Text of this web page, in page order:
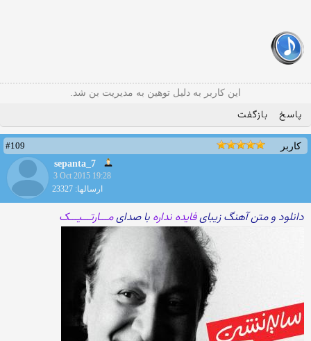
این کاربر به دلیل توهین به مدیریت بن شد.
پاسخ بازگفت
کاربر
#109
sepanta_7
3 Oct 2015 19:28
ارسالها: 23327
دانلود و متن آهنگ زیبایفایده نداره با صدایمـــارتـــیـــک